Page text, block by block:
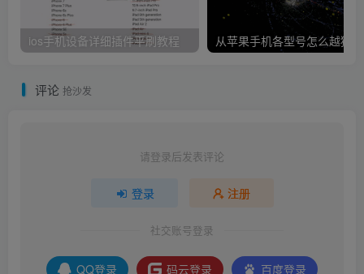
ios手机设备详细插件平刷教程
评论 抢沙发
请登录后发表评论
登录 注册
社交账号登录
QQ登录 码云登录 百度登录